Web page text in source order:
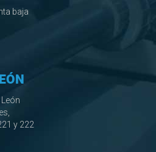
baja
y 222